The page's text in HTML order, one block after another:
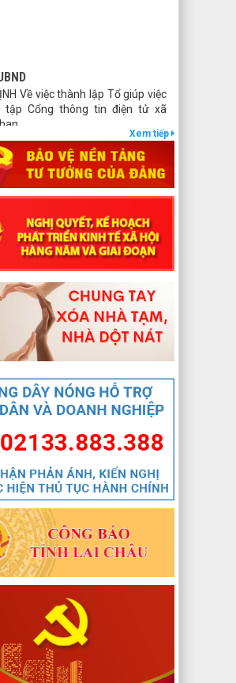
bồi dưỡng lý luận chính
đảng viên mới đợt 1, năm
2025
Về việc thành lập Tổ giúp việc
tập Cổng thông tin điện tử xã
| lượt tải:21
Kiện toàn Ban biên tập Cổng
tử xã Mường Than
| lượt tải:29
Thông qua chủ trương sắp xếp
chính cấp xã của tỉnh Lai Châu
| lượt tải:54
số 1670/NQ-UBTVQH15 của ỦY
VỤ QUỐC HỘI: Về việc sắp
năm 2025
| lượt tải:48
Về việc thành lập Tổ giúp việc
tập Cổng thông tin điện tử xã
| lượt tải:21
Kiện toàn Ban biên tập Cổng
tử xã Mường Than
| lượt tải:29
Thông qua chủ trương sắp xếp
chính cấp xã của tỉnh Lai Châu
88 | lượt tải:54
Xem tiếp